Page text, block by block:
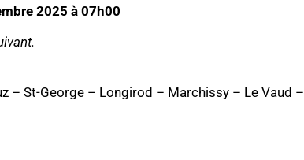
2025 à 07h00
– St-George – Longirod – Marchissy – Le Vaud –